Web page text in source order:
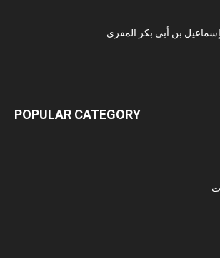
بن أبي بكر المقري
POPULAR CATEGORY